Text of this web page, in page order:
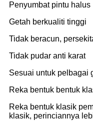
Penyumbat pintu halus
Getah berkualiti tinggi
Tidak beracun,
Tidak pudar anti karat
Sesuai untuk pelbagai
Reka bentuk bentuk
Reka bentuk klasik
klasik, perinciannya